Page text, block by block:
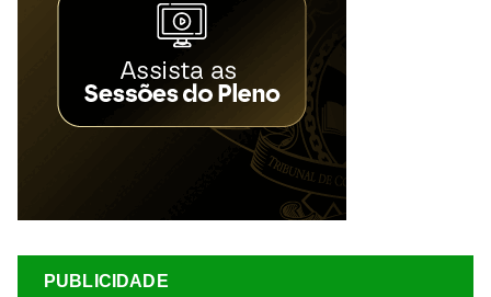
PUBLICIDADE